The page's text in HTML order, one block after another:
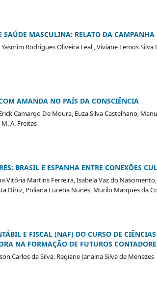
SAÚDE MASCULINA: RELATO DA
Rodrigues Oliveira Leal , Viviane Lemos
AMANDA NO PAÍS DA CONSCIÊNCIA
Camargo De Moura, Euza Silva Castelhano,
A. Freitas
BRASIL E ESPANHA ENTRE CONEXÕES
Vitória Martins Ferreira, Isabela Vaz do
Diniz, Poliana Lucena Nunes, Murilo Marques da
E FISCAL (NAF) DO CURSO DE
NA FORMAÇÃO DE FUTUROS
Carlos da Silva, Regiane Janaina Silva de Menezes